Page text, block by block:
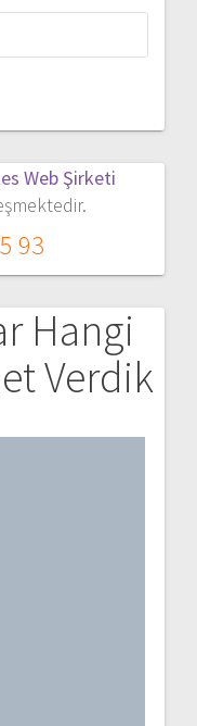
Web Şirketi
93
Hangi
Verdik